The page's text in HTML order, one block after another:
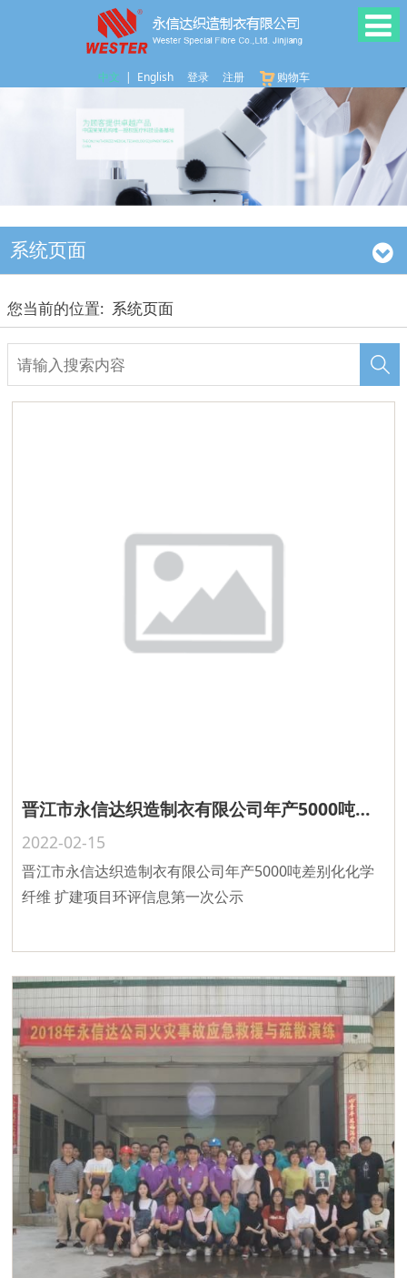
中文 | English 登录 注册 购物车
系统页面
您当前的位置: 系统页面
晋江市永信达织造制衣有限公司年产5000吨差别化化学纤维 扩建项目环评信息第一次公示
2022-02-15
晋江市永信达织造制衣有限公司年产5000吨差别化化学
纤维 扩建项目环评信息第一次公示